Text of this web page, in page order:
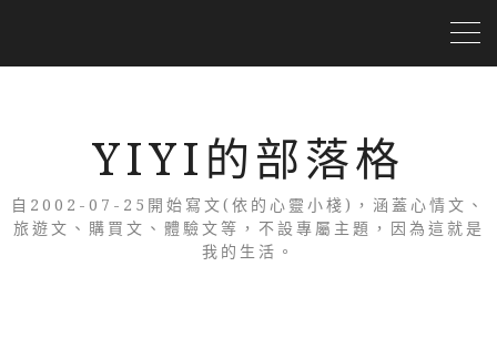
YIYI的部落格
自2002-07-25開始寫文(依的心靈小棧)，涵蓋心情文、
旅遊文、購買文、體驗文等，不設專屬主題，因為這就是
我的生活。